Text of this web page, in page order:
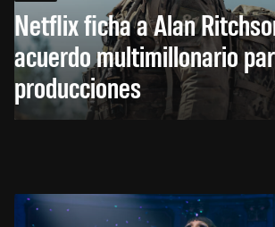
Netflix ficha a Alan
acuerdo multimillonario
producciones